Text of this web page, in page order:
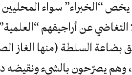
يخص “الخبراء” سواء المحليين
التغاضي عن أراجيفهم
بضاعة السلطة (منها الغاز
وهم يصرّحون بالشيء ونقيضه